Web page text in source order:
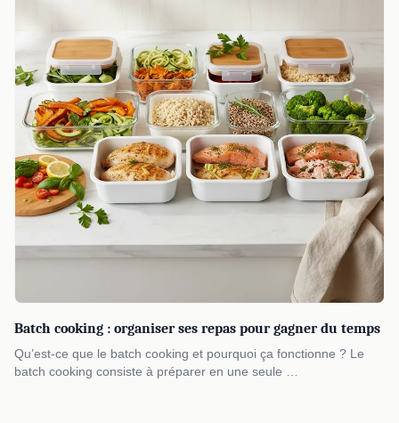
Batch cooking : organiser ses repas pour gagner du temps
Qu’est-ce que le batch cooking et pourquoi ça fonctionne ? Le
batch cooking consiste à préparer en une seule …